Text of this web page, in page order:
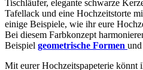
Tischläufer, elegante schwarze
Tafellack und eine Hochzeitstorte
einige Beispiele, wie ihr eure
Bei diesem Farbkonzept
Beispiel geometrische Formen
Mit eurer Hochzeitspapeterie könnt